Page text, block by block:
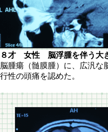
女性 脳浮腫を伴う大き
腫瘍（髄膜腫）に、広汎な
性の頭痛を認めた。